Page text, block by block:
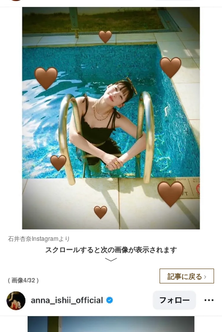
石井杏奈Instagramより
スクロールすると次の画像が表示されます
( 画像4/32 ) 記事に戻る